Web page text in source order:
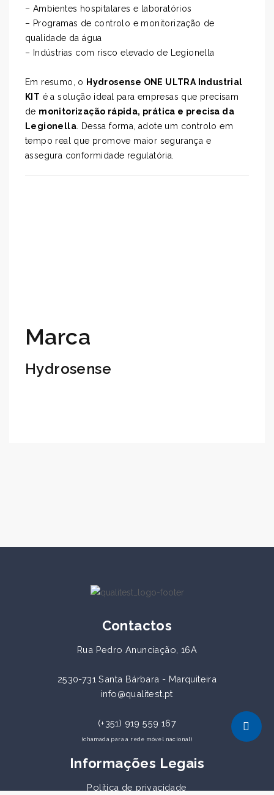
– Ambientes hospitalares e laboratórios
– Programas de controlo e monitorização de
qualidade da água
– Indústrias com risco elevado de Legionella
Em resumo, o Hydrosense ONE ULTRA Industrial
KIT é a solução ideal para empresas que precisam
de monitorização rápida, prática e precisa da
Legionella . Dessa forma, adote um controlo em
tempo real que promove maior segurança e
assegura conformidade regulatória.
Marca
Hydrosense
Contactos
Rua Pedro Anunciação, 16A
2530-731 Santa Bárbara - Marquiteira
info@qualitest.pt
(+351) 919 559 167
(chamada para a rede móvel nacional)
Informações Legais
Política de privacidade